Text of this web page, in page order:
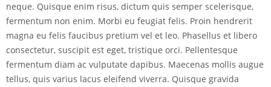
neque. Quisque enim risus, dictum quis semper scelerisque,
fermentum non enim. Morbi eu feugiat felis. Proin hendrerit
magna eu felis faucibus pretium vel et leo. Phasellus et libero
consectetur, suscipit est eget, tristique orci. Pellentesque
fermentum diam ac vulputate dapibus. Maecenas mollis augue
tellus, quis varius lacus eleifend viverra. Quisque gravida